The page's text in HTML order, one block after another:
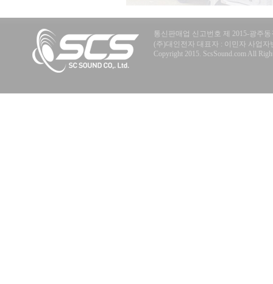
통신판매업 신고번호 제 2015-광주
(주)대인전자 대표자 : 이민자 사업자
Copyright 2015. ScsSound.com All